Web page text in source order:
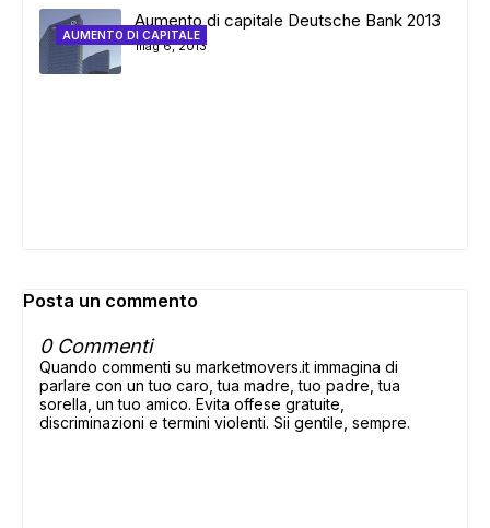
AUMENTO DI CAPITALE
Aumento di capitale Deutsche Bank 2013
mag 6, 2013
Posta un commento
0 Commenti
Quando commenti su marketmovers.it immagina di
parlare con un tuo caro, tua madre, tuo padre, tua
sorella, un tuo amico. Evita offese gratuite,
discriminazioni e termini violenti. Sii gentile, sempre.